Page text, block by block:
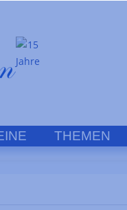
THEMEN